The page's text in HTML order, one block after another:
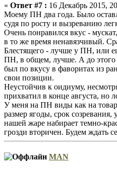
« Ответ #7 : 16 Декабрь 2015,
Моему ПН два года. Было
судя по росту и вызреванию
Очень понравился вкус -
в то же время ненавязчивый.
Блестящего - лучше у ПН, или
ПН, в общем, лучше. А до этого
был по вкусу в фаворитах из
свои позиции.
Неустойчив к оидиуму,
прихватил в конце августа, но
У меня на ПН виды как на
размер ягоды, срок созревания,
нашей жаре набирает темно-
грозди вторичен. Будем ждать
MAN